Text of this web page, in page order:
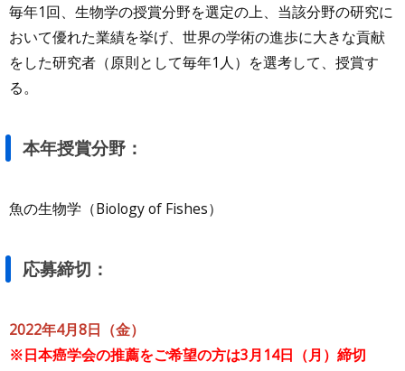
毎年1回、生物学の授賞分野を選定の上、当該分野の研究に
おいて優れた業績を挙げ、世界の学術の進歩に大きな貢献
をした研究者（原則として毎年1人）を選考して、授賞す
る。
本年授賞分野：
魚の生物学（Biology of Fishes）
応募締切：
2022年4月8日（金）
※日本癌学会の推薦をご希望の方は3月14日（月）締切